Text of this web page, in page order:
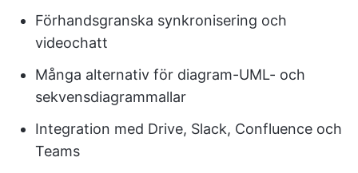
Förhandsgranska synkronisering och
videochatt
Många alternativ för diagram-UML- och
sekvensdiagrammallar
Integration med Drive, Slack, Confluence och
Teams